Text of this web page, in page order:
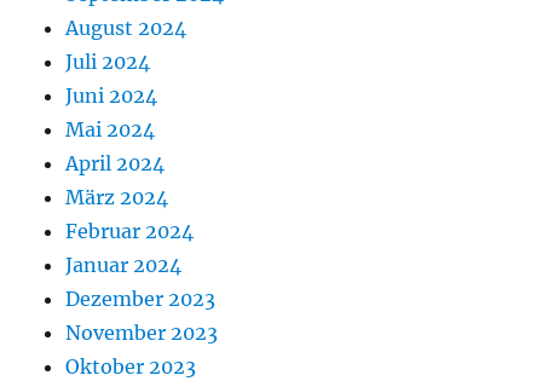
August 2024
Juli 2024
Juni 2024
Mai 2024
April 2024
März 2024
Februar 2024
Januar 2024
Dezember 2023
November 2023
Oktober 2023